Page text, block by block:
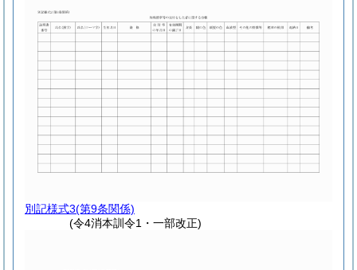
別記様式3(第9条関係)
(令4消本訓令1・一部改正)